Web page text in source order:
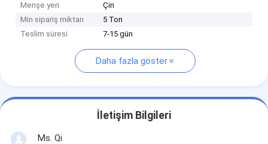
Menşe yeri
Çin
Min sipariş miktarı
5 Ton
Teslim süresi
7-15 gün
Daha fazla göster
İletişim Bilgileri
Ms. Qi